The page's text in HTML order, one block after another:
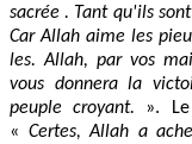
sacrée . Tant qu'ils
Car Allah aime les
les. Allah, par vos
vous donnera la
peuple croyant. ».
« Certes, Allah a